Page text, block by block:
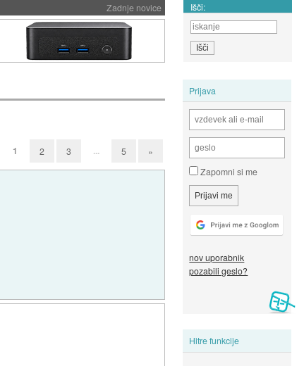
Zadnje novice Išči:
Prijava
Zapomni si me
nov uporabnik
pozabili geslo?
Hitre funkcije
1 2 3 ... 5 »